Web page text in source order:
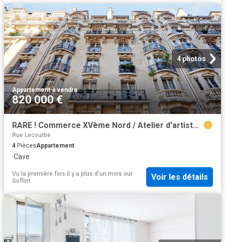
4 photos
Appartement·à vendre
820 000 €
RARE ! Commerce XVème Nord / Atelier d'artiste 4 pièces en d
Rue Lecourbe
4 PiècesAppartement
·Cave
Vu la première fois il y a plus d'un mois sur
Goflint
Voir les détails